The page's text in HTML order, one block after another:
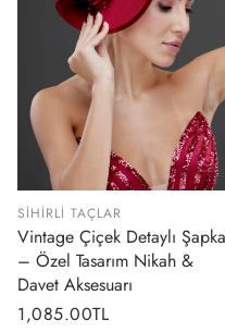
SIHIRLI TAÇLAR
Vintage Çiçek Detaylı Şapka
– Özel Tasarım Nikah &
Davet Aksesuarı
Normal
1,085.00TL